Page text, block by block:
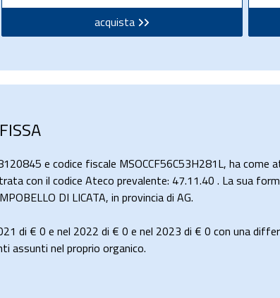
acquista
e codice fiscale MSOCCF56C53H281L, ha
con il codice Ateco prevalente: 47.11.40 . La sua
DI LICATA, in provincia di AG.
di € 0 e nel 2022 di € 0 e nel 2023 di € 0 con una
assunti nel proprio organico.